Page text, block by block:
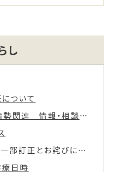
し
ついて
連 情報・相談窓口案内
訂正とお詫びについて
日時